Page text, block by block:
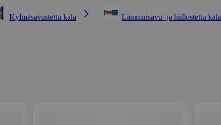
Kylmäsavustettu kala Lämminsavu- ja hiillostettu kala